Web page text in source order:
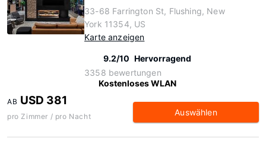
33-68 Farrington St, Flushing, New
York 11354, US
Karte anzeigen
9.2/10 Hervorragend
3358 bewertungen
Kostenloses WLAN
AB USD 381
pro Zimmer / pro Nacht Auswählen